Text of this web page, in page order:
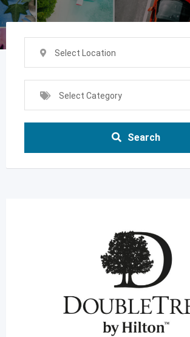
Select Location
Select Category
Search